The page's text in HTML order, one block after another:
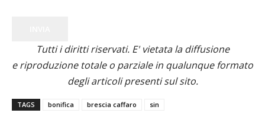
Tutti i diritti riservati. E' vietata la diffusione
e riproduzione totale o parziale in qualunque formato
degli articoli presenti sul sito.
TAGS bonifica brescia caffaro sin